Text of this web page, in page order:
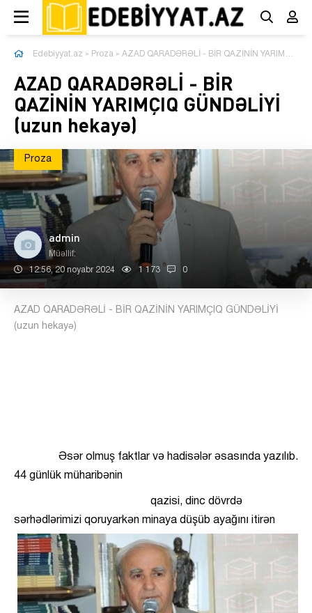
Edebiyyat.az » Proza » AZAD QARADƏRƏLİ - BİR QAZİNİN YARIMÇIQ GÜNDƏLİYİ (uzun hekayə)
AZAD QARADƏRƏLİ - BİR
QAZİNİN YARIMÇIQ GÜNDƏLİYİ
(uzun hekayə)
Proza
admin
Müəllif:
12:56, 20 noyabr 2024 1 173 0
AZAD QARADƏRƏLİ - BİR QAZİNİN YARIMÇIQ GÜNDƏLİYİ
(uzun hekayə)
Əsər olmuş faktlar və hadisələr əsasında yazılıb.
44 günlük müharibənin
qazisi, dinc dövrdə
sərhədlərimizi qoruyarkən minaya düşüb ayağını itirən